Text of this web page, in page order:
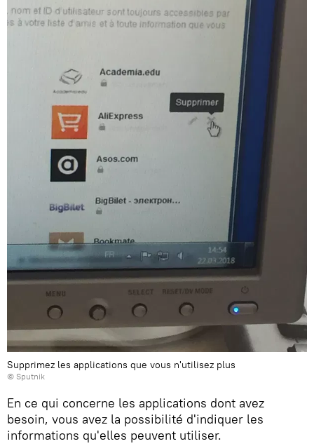
Supprimez les applications que vous n'utilisez plus
© Sputnik
En ce qui concerne les applications dont avez
besoin, vous avez la possibilité d'indiquer les
informations qu'elles peuvent utiliser.